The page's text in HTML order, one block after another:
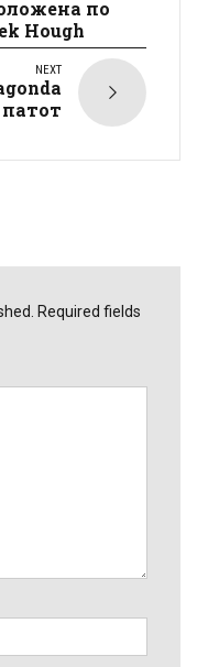
по
Hough
NEXT
Required fields